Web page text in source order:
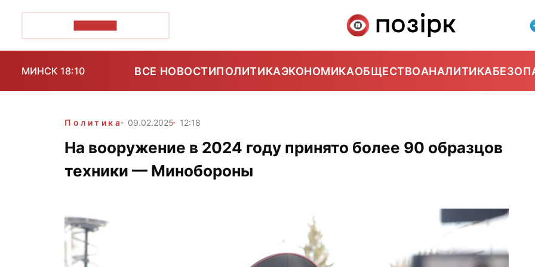
МИНСК 18:10 ВСЕ НОВОСТИПОЛИТИКАЭКОНОМИКАОБЩЕСТВОАНАЛИТИКА
Политика 09.02.2025 12:18
На вооружение в 2024 году принято более 90 образцов
техники — Минобороны